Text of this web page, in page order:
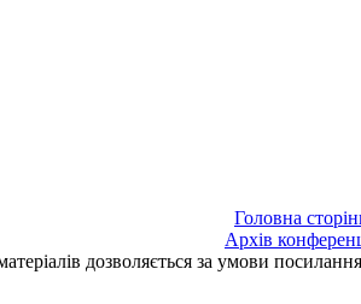
Головна
Архів
дозволяється за умови